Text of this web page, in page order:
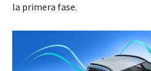
la primera fase.